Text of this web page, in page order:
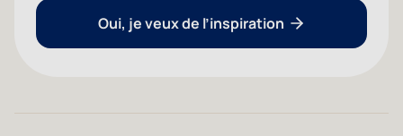
Oui, je veux de l’inspiration